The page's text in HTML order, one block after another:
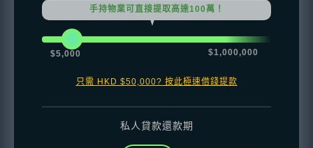
手持物業可直接提取高達100萬！
$5,000 $1,000,000
只需 HKD $50,000? 按此極速借錢提款
私人貸款還款期